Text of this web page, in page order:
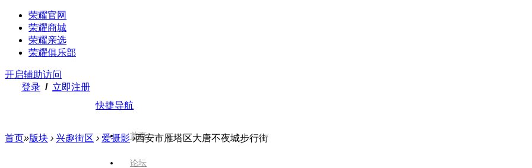
荣耀官网
荣耀商城
荣耀亲选
荣耀俱乐部
开启辅助访问
登录 / 立即注册
快捷导航
首页
论坛
首页»版块 › 兴趣街区 › 爱摄影 ›西安市雁塔区大唐不夜城步行街